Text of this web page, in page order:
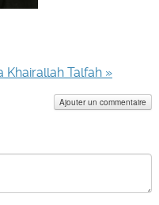
Khairallah Talfah »
Ajouter un commentaire